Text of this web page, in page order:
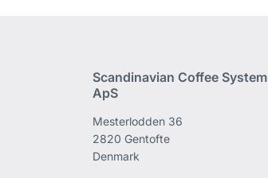
Scandinavian Coffee System
ApS
Mesterlodden 36
2820 Gentofte
Denmark